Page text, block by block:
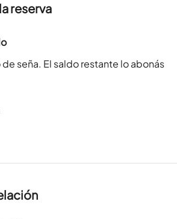
reserva
seña. El saldo restante lo abonás